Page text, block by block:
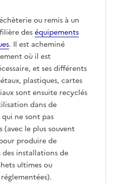
ou remis à un
deséquipements
. Il est acheminé
où il est
et ses différents
plastiques, cartes
sont ensuite recyclés
dans de
ne sont pas
le plus souvent
produire de
des installations de
ultimes ou